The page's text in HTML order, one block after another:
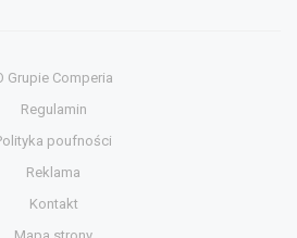
Grupie Comperia
Regulamin
poufności
Reklama
Kontakt